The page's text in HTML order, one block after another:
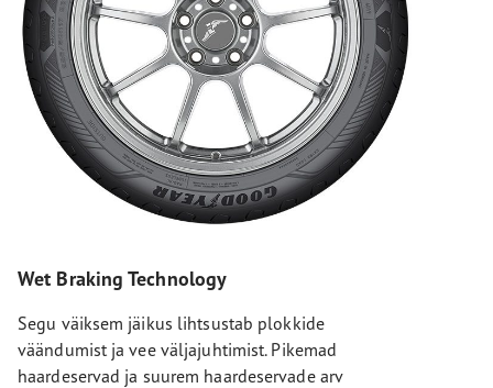
Wet Braking Technology
Segu väiksem jäikus lihtsustab plokkide
väändumist ja vee väljajuhtimist. Pikemad
haardeservad ja suurem haardeservade arv